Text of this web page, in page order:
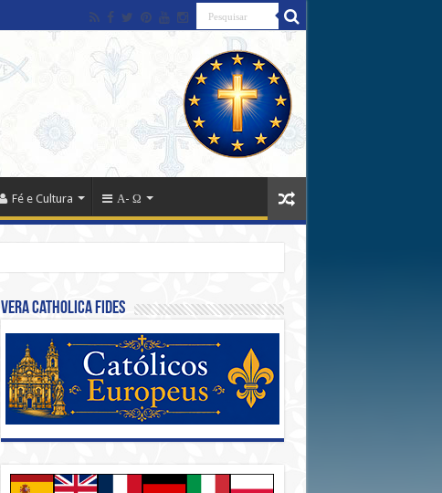
Fé e Cultura Α- Ω
Vera Catholica Fides